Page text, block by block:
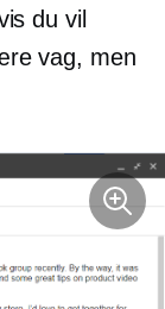
du vil
vag, men